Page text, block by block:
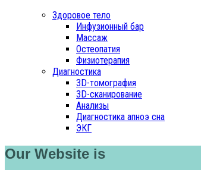
Здоровое тело
Инфузионный бар
Массаж
Остеопатия
Физиотерапия
Диагностика
3D-томография
3D-сканирование
Анализы
Диагностика апноэ сна
ЭКГ
Our Website is